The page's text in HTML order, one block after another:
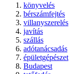
könyvelés
bérszámfejtés
villanyszerelés
javítás
szállás
adótanácsadás
épületgépészet
Budapest